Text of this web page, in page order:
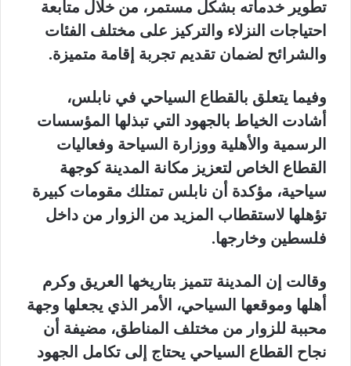
تطوير خدماته بشكل مستمر، من خلال متابعة
احتياجات النزلاء والتركيز على مختلف الفئات
والشرائح لضمان تقديم تجربة إقامة متميزة.
وفيما يتعلق بالقطاع السياحي في نابلس،
أشادت الخياط بالجهود التي تبذلها المؤسسات
الرسمية والأهلية ووزارة السياحة وفعاليات
القطاع الخاص لتعزيز مكانة المدينة كوجهة
سياحية، مؤكدة أن نابلس تمتلك مقومات كبيرة
تؤهلها لاستقطاب المزيد من الزوار من داخل
فلسطين وخارجها.
وقالت إن المدينة تتميز بتاريخها العريق وكرم
أهلها وموقعها السياحي، الأمر الذي يجعلها وجهة
محببة للزوار من مختلف المناطق، مضيفة أن
نجاح القطاع السياحي يحتاج إلى تكامل الجهود